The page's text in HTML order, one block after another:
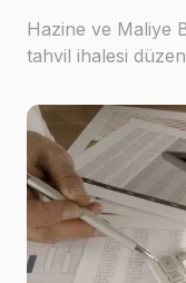
Hazine ve Maliye
tahvil ihalesi